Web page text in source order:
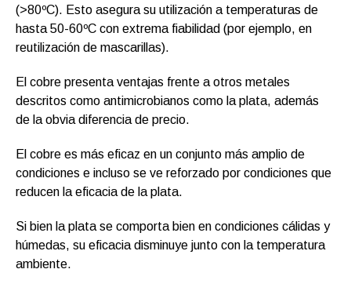
(>80ºC). Esto asegura su utilización a temperaturas de
hasta 50-60ºC con extrema fiabilidad (por ejemplo, en
reutilización de mascarillas).
El cobre presenta ventajas frente a otros metales
descritos como antimicrobianos como la plata, además
de la obvia diferencia de precio.
El cobre es más eficaz en un conjunto más amplio de
condiciones e incluso se ve reforzado por condiciones que
reducen la eficacia de la plata.
Si bien la plata se comporta bien en condiciones cálidas y
húmedas, su eficacia disminuye junto con la temperatura
ambiente.